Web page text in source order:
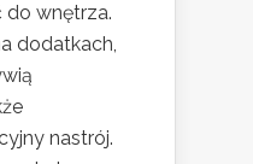
do wnętrza.
dodatkach,
nastrój.